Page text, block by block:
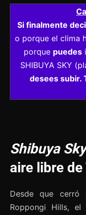
Si finalmente
o porque el clima
porque puedes
SHIBUYA SKY
desees subir.
Shibuya Sky
aire libre de
Desde que
Roppongi Hills, el